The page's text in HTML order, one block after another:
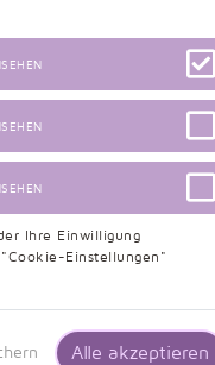
Schulter bis Saum (cm)
Taille bis Saum (cm)
Ihre Einwilligung
Einstellungen"
Alle akzeptieren